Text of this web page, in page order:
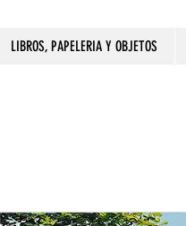
LIBROS, PAPELERIA Y OBJETOS